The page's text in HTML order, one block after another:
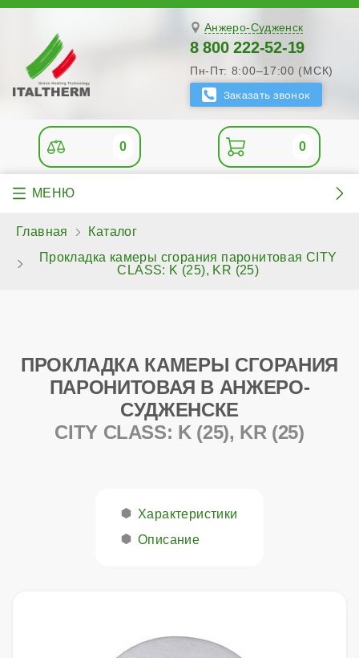
Анжеро-Судженск
8 800 222-52-19
Пн-Пт: 8:00–17:00 (МСК)
0 0
Главная
Каталог
Прокладка камеры сгорания паронитовая CITY
CLASS: K (25), KR (25)
ПРОКЛАДКА КАМЕРЫ СГОРАНИЯ
ПАРОНИТОВАЯ В АНЖЕРО-
СУДЖЕНСКЕ
CITY CLASS: K (25), KR (25)
Характеристики
Описание